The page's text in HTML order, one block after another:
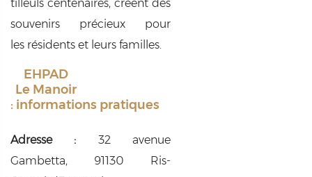
tilleuls centenaires, créent des
souvenirs précieux pour
les résidents et leurs familles.
EHPAD
Le Manoir
: informations pratiques
Adresse : 32 avenue
Gambetta, 91130 Ris-